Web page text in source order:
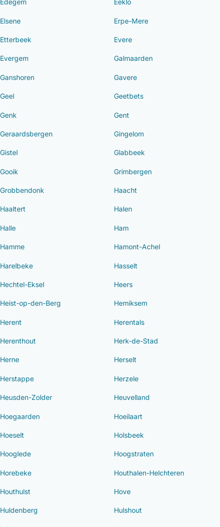
Edegem Eeklo
Elsene Erpe-Mere
Etterbeek Evere
Evergem Galmaarden
Ganshoren Gavere
Geel Geetbets
Genk Gent
Geraardsbergen Gingelom
Gistel Glabbeek
Gooik Grimbergen
Grobbendonk Haacht
Haaltert Halen
Halle Ham
Hamme Hamont-Achel
Harelbeke Hasselt
Hechtel-Eksel Heers
Heist-op-den-Berg Hemiksem
Herent Herentals
Herenthout Herk-de-Stad
Herne Herselt
Herstappe Herzele
Heusden-Zolder Heuvelland
Hoegaarden Hoeilaart
Hoeselt Holsbeek
Hooglede Hoogstraten
Horebeke Houthalen-Helchteren
Houthulst Hove
Huldenberg Hulshout